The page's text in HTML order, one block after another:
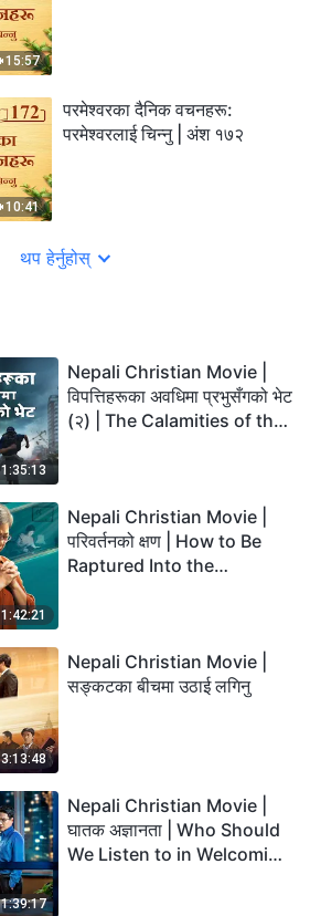
15:57
10:41
परमेश्‍वरका दैनिक वचनहरू:
परमेश्‍वरलाई चिन्‍नु | अंश १७२
थप हेर्नुहोस्
1:35:13
Nepali Christian Movie |
विपत्तिहरूका अवधिमा प्रभुसँगको भेट
(२) | The Calamities of the
1:42:21
Nepali Christian Movie |
परिवर्तनको क्षण | How to Be
Raptured Into the
3:13:48
Nepali Christian Movie |
सङ्कटका बीचमा उठाई लगिनु
1:39:17
Nepali Christian Movie |
घातक अज्ञानता | Who Should
We Listen to in Welcoming